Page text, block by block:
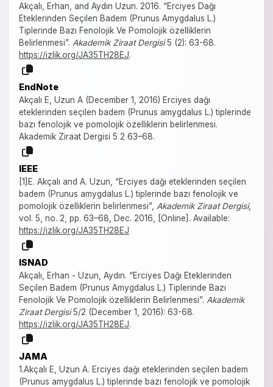
Akçalı, Erhan, and Aydın Uzun. 2016. “Erciyes Dağı
Eteklerinden Seçilen Badem (Prunus Amygdalus L.)
Tiplerinde Bazı Fenolojik Ve Pomolojik özelliklerin
Belirlenmesi”. Akademik Ziraat Dergisi5 (2): 63-68.
https://izlik.org/JA35TH28EJ.
EndNote
Akçalı E, Uzun A (December 1, 2016) Erciyes dağı
eteklerinden seçilen badem (Prunus amygdalus L.) tiplerinde
bazı fenolojik ve pomolojik özelliklerin belirlenmesi.
Akademik Ziraat Dergisi 5 2 63–68.
IEEE
[1]E. Akçalı and A. Uzun, “Erciyes dağı eteklerinden seçilen
badem (Prunus amygdalus L.) tiplerinde bazı fenolojik ve
pomolojik özelliklerin belirlenmesi”, Akademik Ziraat Dergisi,
vol. 5, no. 2, pp. 63–68, Dec. 2016, [Online]. Available:
https://izlik.org/JA35TH28EJ
ISNAD
Akçalı, Erhan - Uzun, Aydın. “Erciyes Dağı Eteklerinden
Seçilen Badem (Prunus Amygdalus L.) Tiplerinde Bazı
Fenolojik Ve Pomolojik özelliklerin Belirlenmesi”. Akademik
Ziraat Dergisi5/2 (December 1, 2016): 63-68.
https://izlik.org/JA35TH28EJ.
JAMA
1.Akçalı E, Uzun A. Erciyes dağı eteklerinden seçilen badem
(Prunus amygdalus L.) tiplerinde bazı fenolojik ve pomolojik